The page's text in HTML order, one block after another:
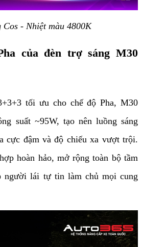
Cos - Nhiệt màu 4800K
của đèn trợ sáng M30
tối ưu cho chế độ Pha, M30
suất ~95W, tạo nên luồng sáng
cực đậm và độ chiếu xa vượt trội.
hoàn hảo, mở rộng toàn bộ tầm
người lái tự tin làm chủ mọi cung